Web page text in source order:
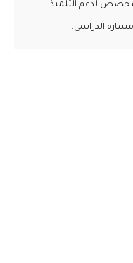
مخصص لدعم التلميذ
مساره الدراسي.